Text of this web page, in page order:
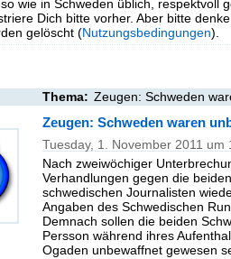
wie in Schweden üblich, respektvoll
Dich bitte vorher. Aber bitte
gelöscht (Nutzungsbedingungen).
Thema: Zeugen: Schweden
Zeugen: Schweden waren
Tuesday, 1. November 2011 um
Nach zweiwöchiger
Verhandlungen gegen die
schwedischen Journalisten
Angaben des Schwedischen
Demnach sollen die beiden
Persson während ihres
Ogaden unbewaffnet gewesen